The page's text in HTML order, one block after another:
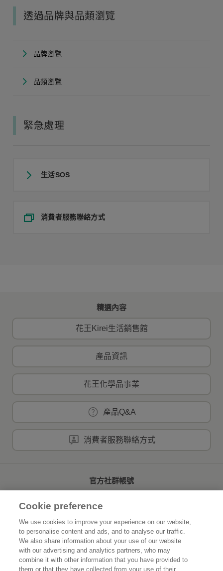
透過品牌與品類瀏覽
品牌瀏覽
品類瀏覽
緊急處理
生活SOS
消費者服務聯絡方式
精選內容
花王Kirei生活銷售館
產品資訊
花王化學品事業
產品Q&A
消費者服務聯絡方式
官方社群帳號
首頁 關於花王
可持續發展 創新研發
Cookie preference
We use cookies to improve your experience on our website,
to personalise content and ads, and to analyse our traffic.
We also share information about your use of our website
with our advertising and analytics partners, who may
combine it with other information that you have provided to
them or that they have collected from your use of their